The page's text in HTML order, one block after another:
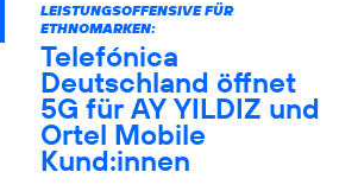
LEISTUNGSOFFENSIVE FÜR
ETHNOMARKEN:
Telefónica
Deutschland öffnet
5G für AY YILDIZ und
Ortel Mobile
Kund:innen